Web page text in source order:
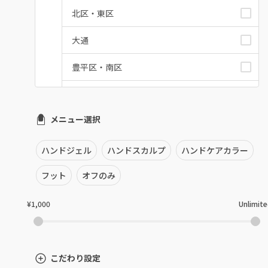
北区・東区
大通
豊平区・南区
円山周辺
白石区・厚別区・清田区
すすきの・市電沿線
室蘭・登別・苫小牧
メニュー選択
ハンドジェル ハンドスカルプ ハンドケアカラー
フット オフのみ
¥1,000
こだわり設定